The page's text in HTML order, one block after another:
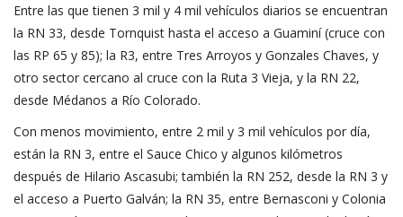
Entre las que tienen 3 mil y 4 mil vehículos diarios se encuentran
la RN 33, desde Tornquist hasta el acceso a Guaminí (cruce con
las RP 65 y 85); la R3, entre Tres Arroyos y Gonzales Chaves, y
otro sector cercano al cruce con la Ruta 3 Vieja, y la RN 22,
desde Médanos a Río Colorado.
Con menos movimiento, entre 2 mil y 3 mil vehículos por día,
están la RN 3, entre el Sauce Chico y algunos kilómetros
después de Hilario Ascasubi; también la RN 252, desde la RN 3 y
el acceso a Puerto Galván; la RN 35, entre Bernasconi y Colonia